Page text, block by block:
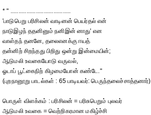
* " ......................................
'பாடுபெறு பரிசிலன் வாடினன் பெயர்தல் என்
நாடுஇழந் ததனினும் நனிஇன் னாது' என
வாள்தந் தனனே, தலைஎனக்கு ஈயத்
தன்னிற் சிறந்தது பிறிது ஒன்று இன்மையின்;
ஆடுமலி உவகையோடு வருவல்,
ஓடாப் பூட்கைநிற் கிழமையோன் கண்டே."
(புறநானூறு பாடல்கள் : 65 பாடியவர்: பெருந்தலைச்சாத்தனார்)
பொருள் விளக்கம் : பரிசிலன் = பரிசுபெறும் புலவர்
ஆடுமலி உவகை = வெற்றிகரமான மகிழ்ச்சி